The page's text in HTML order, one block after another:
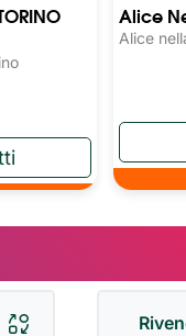
Alice
Alice